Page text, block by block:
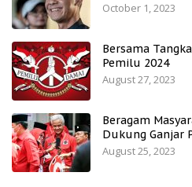
October 1, 2023
Bersama
Pemilu 2024
August 27, 2023
Beragam
Dukung Ganjar
August 25, 2023